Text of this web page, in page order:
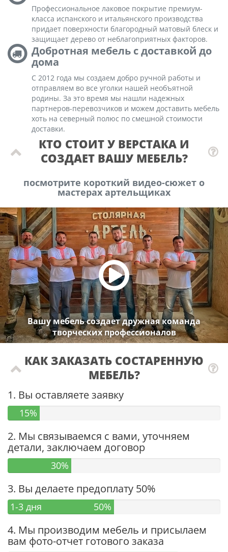
Профессиональное лаковое покрытие премиум-
класса испанского и итальянского производства
придает поверхности благородный матовый блеск и
защищает дерево от неблагоприятных факторов.
Добротная мебель с доставкой до
дома
С 2012 года мы создаем добро ручной работы и
отправляем во все уголки нашей необъятной
родины. За это время мы нашли надежных
партнеров-перевозчиков и можем доставить мебель
хоть на северный полюс по смешной стоимости
доставки.
КТО СТОИТ У ВЕРСТАКА И
СОЗДАЕТ ВАШУ МЕБЕЛЬ?
посмотрите короткий видео-сюжет о
мастерах артельщиках
Вашу мебель создает дружная команда
творческих профессионалов
КАК ЗАКАЗАТЬ СОСТАРЕННУЮ
МЕБЕЛЬ?
1. Вы оставляете заявку
15%
2. Мы связываемся с вами, уточняем
детали, заключаем договор
30%
3. Вы делаете предоплату 50%
1-3 дня 50%
4. Мы производим мебель и присылаем
вам фото-отчет готового заказа